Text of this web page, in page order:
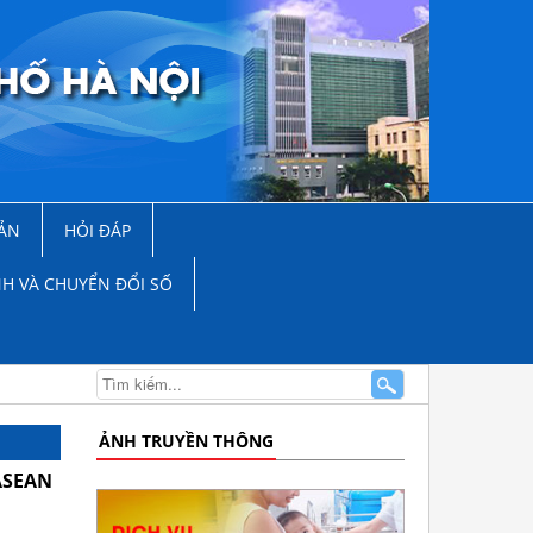
HỎI ĐÁP
VÀ CHUYỂN ĐỔI SỐ
ẢNH TRUYỀN THÔNG